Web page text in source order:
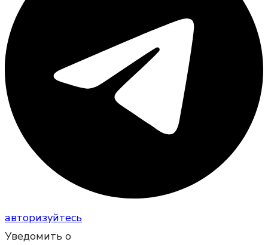
авторизуйтесь
Уведомить о